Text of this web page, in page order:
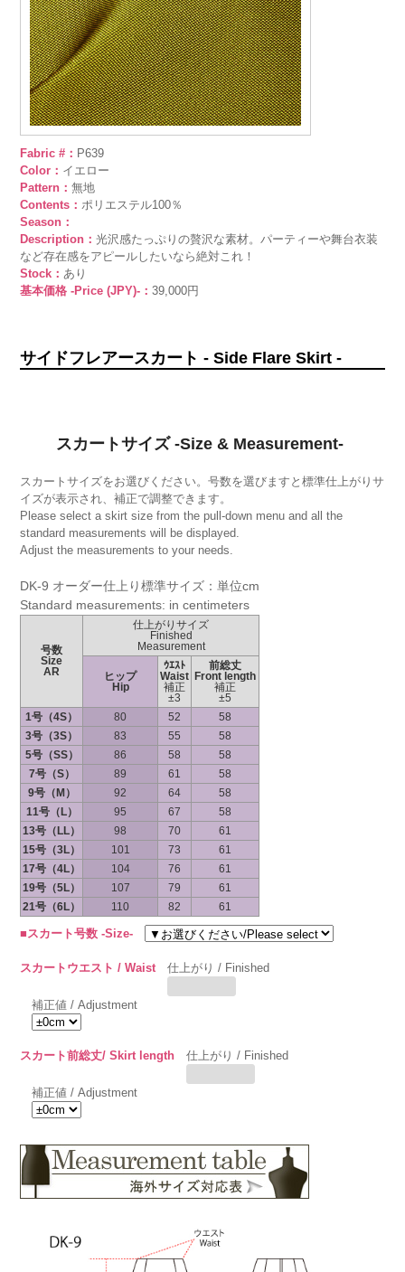
Fabric #： P639
Color： イエロー
Pattern：無地
Contents：ポリエステル100％
Season：
Description：光沢感たっぷりの贅沢な素材。パーティーや舞台衣装
など存在感をアピールしたいなら絶対これ！
Stock：あり
基本価格 -Price (JPY)-：39,000円
サイドフレアースカート - Side Flare Skirt -
スカートサイズ -Size & Measurement-
スカートサイズをお選びください。号数を選びますと標準仕上がりサ
イズが表示され、補正で調整できます。
Please select a skirt size from the pull-down menu and all the
standard measurements will be displayed.
Adjust the measurements to your needs.
DK-9 オーダー仕上り標準サイズ：単位cm
Standard measurements: in centimeters
号数
Size
AR
仕上がりサイズ
Finished
Measurement
ヒップ
Hip
ｳｴｽﾄ
Waist
補正
±3
前総丈
Front length
補正
±5
1号（4S）
80 52
58
3号（3S）
83 55
58
5号（SS）
86 58
58
7号（S）
89 61
58
9号（M）
92 64
58
11号（L）
95 67
58
13号（LL）
98 70
61
15号（3L）
101 73
61
17号（4L）
104 76
61
19号（5L）
107 79
61
21号（6L）
110 82 61
■スカート号数 -Size-
スカートウエスト / Waist 仕上がり / Finished
補正値 / Adjustment
スカート前総丈/ Skirt length 仕上がり / Finished
補正値 / Adjustment